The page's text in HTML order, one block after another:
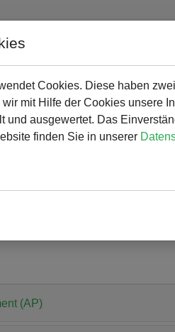
(AP)
Cookies. Diese haben
mit Hilfe der Cookies unsere
und ausgewertet. Das
finden Sie in unserer